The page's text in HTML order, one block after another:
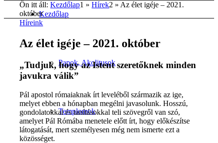
Kezdőlap
Papok, Akolitusok
Templomok
Ön itt áll: Kezdőlap1 »Hírek2 » Az élet igéje – 2021.
október
Híreink
Az élet igéje – 2021. október
„Tudjuk, hogy az Istent szeretőknek minden
javukra válik”
Pál apostol rómaiaknak írt leveléből származik az ige,
melyet ebben a hónapban megélni javasolunk. Hosszú,
gondolatokkal és tanításokkal teli szövegről van szó,
amelyet Pál Rómába menetele előtt írt, hogy előkészítse
látogatását, mert személyesen még nem ismerte ezt a
közösséget.